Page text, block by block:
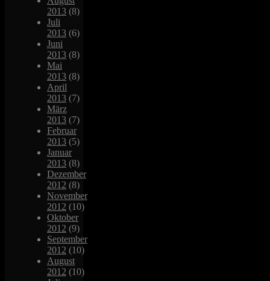
2013 (8)
Juli
2013 (6)
Juni
2013 (8)
Mai
2013 (8)
April
2013 (7)
März
2013 (7)
Februar
2013 (5)
Januar
2013 (8)
Dezember
2012 (8)
November
2012 (10)
Oktober
2012 (9)
September
2012 (10)
August
2012 (10)